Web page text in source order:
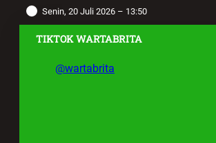
Senin, 20 Juli 2026 – 13:50
TIKTOK WARTABRITA
@wartabrita